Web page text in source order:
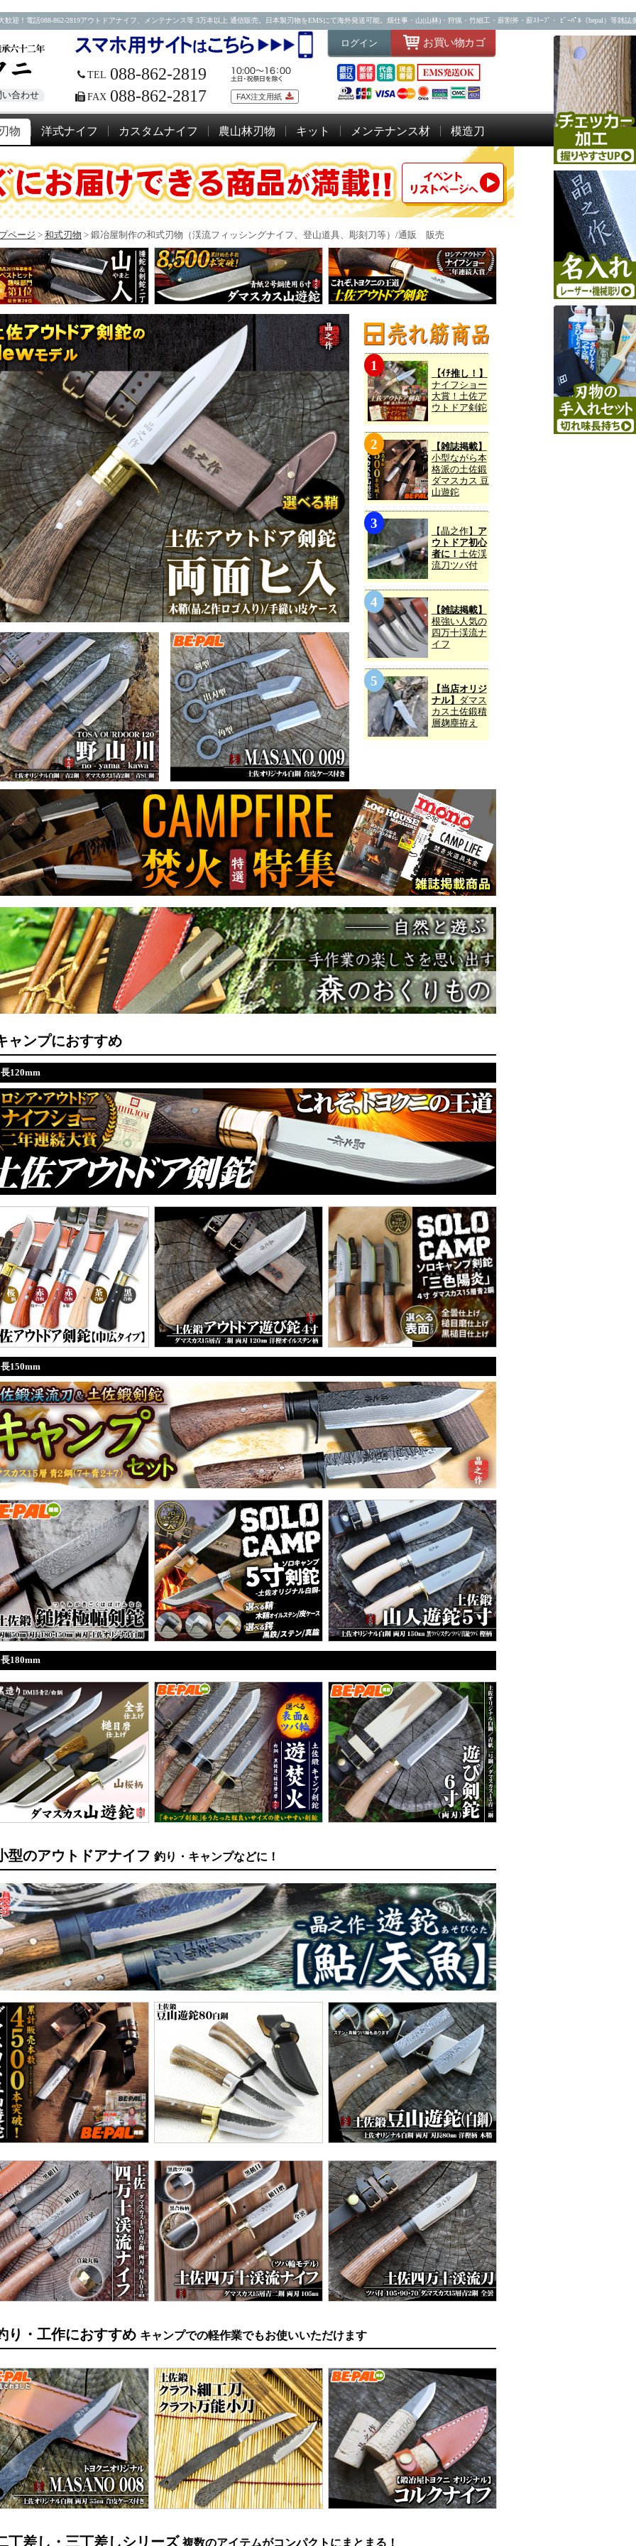
！電話088-862-2819アウトドアナイフ、メンテナンス等 3万本以上 通信販売。日本製刃物をEMSにて海外発送可能。畑仕事・山(山林)・狩猟・竹細工・薪割斧・薪ｽﾄｰﾌﾞ・ ﾋﾞｰﾊﾟﾙ（bepal）等雑誌
い合わせ
TEL 088-862-2819
FAX 088-862-2817 FAX注文用紙
ログイン お買い物カゴ
物 洋式ナイフ カスタムナイフ 農山林刃物 キット メンテナンス材 模造刀
ページ > 和式刃物 > 鍛冶屋制作の和式刃物（渓流フィッシングナイフ、登山道具、彫刻刀等）/通販 販売
【ｲﾁ推し！】
ナイフショー
大賞！土佐ア
ウトドア剣鉈
【雑誌掲載】
小型ながら本
格派の土佐鍛
ダマスカス 豆
山遊鉈
【晶之作】 ア
ウトドア初心
者に！ 土佐渓
流刀ツバ付
【雑誌掲載】
根強い人気の
四万十渓流ナ
イフ
【当店オリジ
ナル】 ダマス
カス土佐鍛積
層麹塵拵え
ャンプにおすすめ
120mm
150mm
180mm
型のアウトドアナイフ 釣り・キャンプなどに！
り・工作におすすめ キャンプでの軽作業でもお使いいただけます
丁差し・三丁差しシリーズ 複数のアイテムがコンパクトにまとまる！